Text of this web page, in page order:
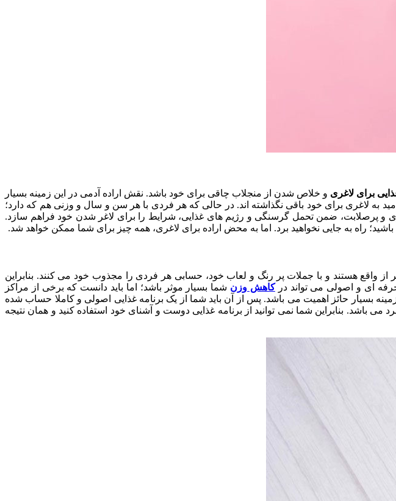
برای لاغری و خلاص شدن از منجلاب چاقی برای خود باشد. نقش اراده آدمی در این زمینه بسیار
به لاغری برای خود باقی نگذاشته اند. در حالی که هر فردی با هر سن و سال و وزنی هم که دارد؛
قوی و پرصلابت، ضمن تحمل گرسنگی و رژیم های غذایی، شرایط را برای لاغر شدن خود فراهم سازد.
باشید؛ راه به جایی نخواهید برد. اما به محض اراده برای لاغری، همه چیز برای شما ممکن خواهد شد.
از واقع هستند و با جملات پر رنگ و لعاب خود، حسابی هر فردی را مجذوب خود می کنند. بنابراین
ای و اصولی می تواند درکاهش وزن شما بسیار موثر باشد؛ اما باید دانست که برخی از مراکز
بسیار حائز اهمیت می باشد. پس از آن باید شما از یک برنامه غذایی اصولی و کاملا حساب شده
باشد. بنابراین شما نمی توانید از برنامه غذایی دوست و آشنای خود استفاده کنید و همان نتیجه